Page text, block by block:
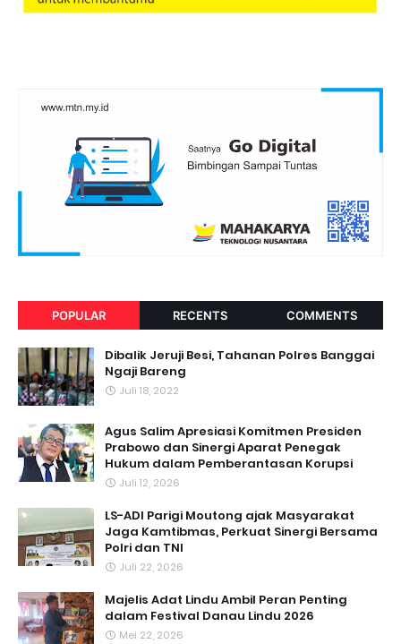
POPULAR RECENTS COMMENTS
Dibalik Jeruji Besi, Tahanan Polres Banggai
Ngaji Bareng
Juli 18, 2022
Agus Salim Apresiasi Komitmen Presiden
Prabowo dan Sinergi Aparat Penegak
Hukum dalam Pemberantasan Korupsi
Juli 12, 2026
LS-ADI Parigi Moutong ajak Masyarakat
Jaga Kamtibmas, Perkuat Sinergi Bersama
Polri dan TNI
Juli 22, 2026
Majelis Adat Lindu Ambil Peran Penting
dalam Festival Danau Lindu 2026
Mei 22, 2026